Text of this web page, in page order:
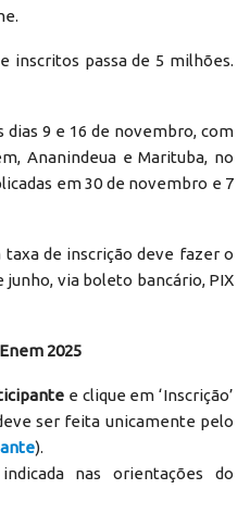
inscritos passa de 5 milhões.
dias 9 e 16 de novembro, com
Ananindeua e Marituba, no
em 30 de novembro e 7
de inscrição deve fazer o
junho, via boleto bancário, PIX
2025
e clique em ‘Inscrição’
ser feita unicamente pelo
).
nas orientações do